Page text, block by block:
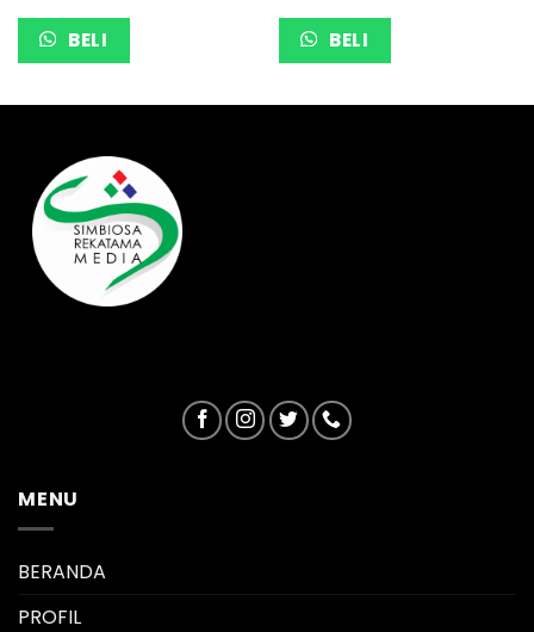
BELI BELI
MENU
BERANDA
PROFIL